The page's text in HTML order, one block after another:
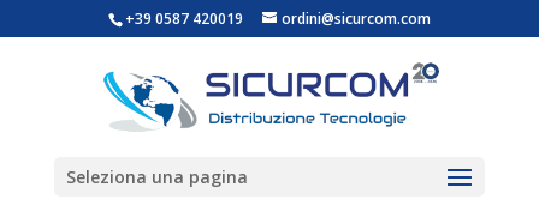
+39 0587 420019 ordini@sicurcom.com
Seleziona una pagina